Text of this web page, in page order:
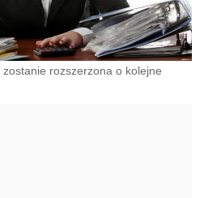
rozszerzona o kolejne